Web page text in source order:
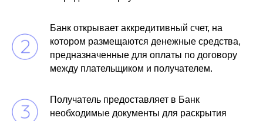
Банк открывает аккредитивный счет, на
котором размещаются денежные средства,
предназначенные для оплаты по договору
между плательщиком и получателем.
Получатель предоставляет в Банк
необходимые документы для раскрытия